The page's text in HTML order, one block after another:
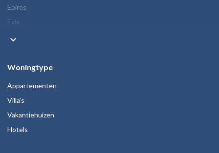
Epiros
Evia
keyboard_arrow_down
Woningtype
Appartementen
Villa's
Vakantiehuizen
Hotels